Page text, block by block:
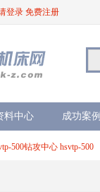
登录 免费注册
料中心 成功案例
500钻攻中心 hsvtp-500